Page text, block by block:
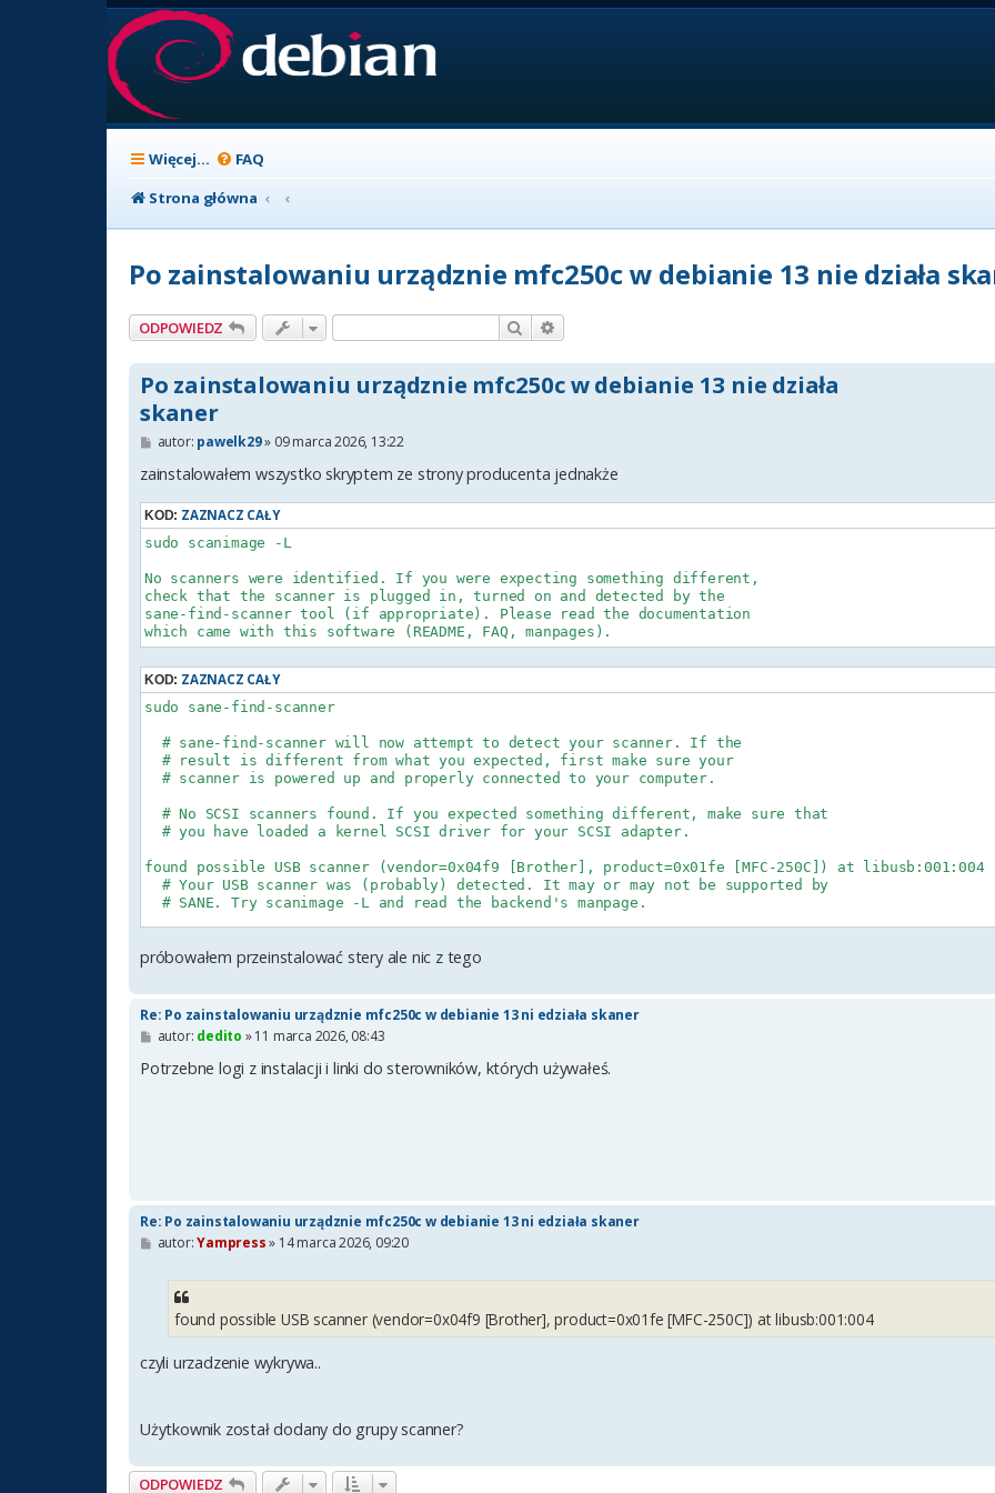
Więcej…
FAQ
Strona główna
Po zainstalowaniu urządznie mfc250c w debianie 13 nie działa
ODPOWIEDZ Szukaj
Po zainstalowaniu urządznie mfc250c w debianie 13 nie działa
skaner
P
s
autor: pawelk29» 09 marca 2026, 13:22
zainstalowałem wszystko skryptem ze strony producenta jednakże
KOD: ZAZNACZ CAŁY
sudo scanimage -L
No scanners were identified. If you were expecting something different,
check that the scanner is plugged in, turned on and detected by the
sane-find-scanner tool (if appropriate). Please read the documentation
KOD: ZAZNACZ CAŁY
sudo sane-find-scanner
  # sane-find-scanner will now attempt to detect your scanner. If the
  # result is different from what you expected, first make sure your
  # scanner is powered up and properly connected to your computer.
  # No SCSI scanners found. If you expected something different, make sure that
  # you have loaded a kernel SCSI driver for your SCSI adapter.
found possible USB scanner (vendor=0x04f9 [Brother], product=0x01fe [MFC-250C]) at libusb:001:004
  # Your USB scanner was (probably) detected. It may or may not be supported by
  # SANE. Try scanimage -L and read the backend's manpage.
  # can't be detected by this program.
pk28@mypc:~$
próbowałem przeinstalować stery ale nic z tego
Re: Po zainstalowaniu urządznie mfc250c w debianie 13 ni edziała skaner
P
s
autor: dedito »11 marca 2026, 08:43
Potrzebne logi z instalacji i linki do sterowników, których używałeś.
Re: Po zainstalowaniu urządznie mfc250c w debianie 13 ni edziała skaner
Pautor:Yampress» 14 marca 2026, 09:20
found possible USB scanner (vendor=0x04f9 [Brother], product=0x01fe [MFC-250C]) at libusb:001:004
czyli urzadzenie wykrywa..
Użytkownik został dodany do grupy scanner?
ODPOWIEDZ